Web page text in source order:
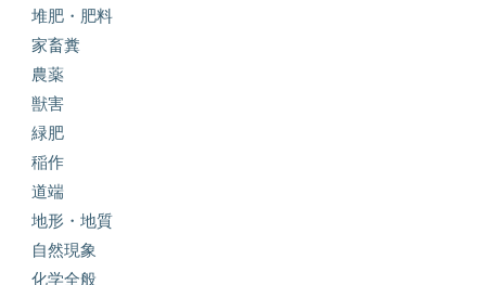
堆肥・肥料
家畜糞
農薬
獣害
緑肥
稲作
道端
地形・地質
自然現象
化学全般